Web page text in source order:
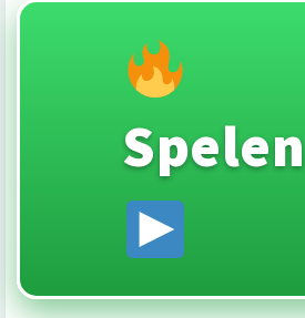
Spelen